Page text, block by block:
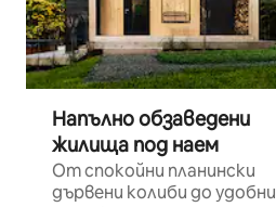
Напълно обзаведени
жилища под наем
От спокойни планински
дървени колиби до удобни